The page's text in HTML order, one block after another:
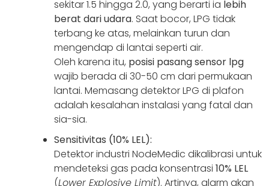
sekitar 1.5 hingga 2.0, yang berarti ia lebih
berat dari udara. Saat bocor, LPG tidak
terbang ke atas, melainkan turun dan
mengendap di lantai seperti air.
Oleh karena itu, posisi pasang sensor lpg
wajib berada di 30-50 cm dari permukaan
lantai. Memasang detektor LPG di plafon
adalah kesalahan instalasi yang fatal dan
sia-sia.
Sensitivitas (10% LEL):
Detektor industri NodeMedic dikalibrasi untuk
mendeteksi gas pada konsentrasi 10% LEL
(Lower Explosive Limit). Artinya, alarm akan